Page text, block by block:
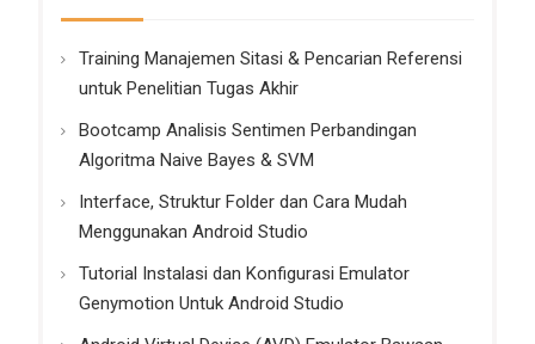
Training Manajemen Sitasi & Pencarian Referensi
untuk Penelitian Tugas Akhir
Bootcamp Analisis Sentimen Perbandingan
Algoritma Naive Bayes & SVM
Interface, Struktur Folder dan Cara Mudah
Menggunakan Android Studio
Tutorial Instalasi dan Konfigurasi Emulator
Genymotion Untuk Android Studio